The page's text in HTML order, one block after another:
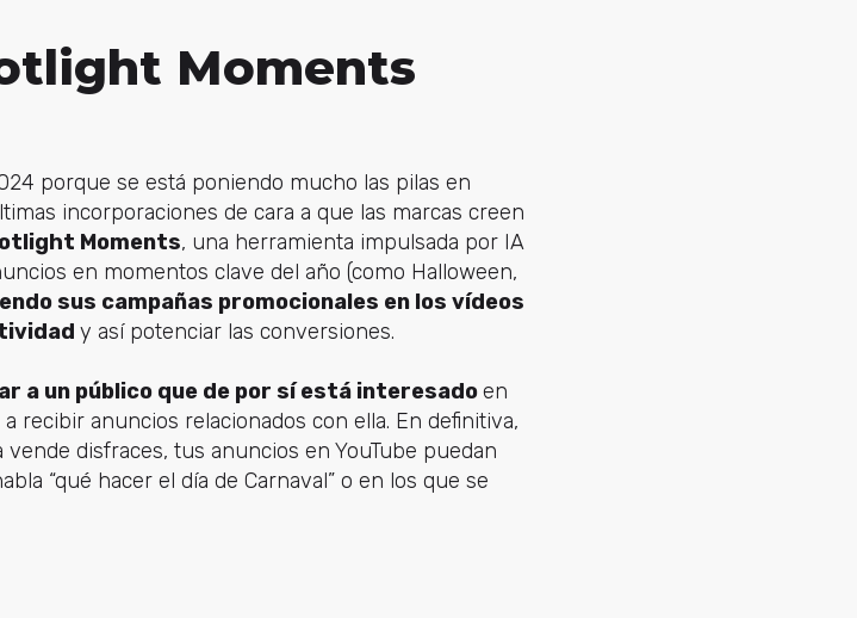
Moments
porque se está poniendo mucho las pilas en
incorporaciones de cara a que las marcas creen
Moments, una herramienta impulsada por IA
en momentos clave del año (como Halloween,
sus campañas promocionales en los vídeos
y así potenciar las conversiones.
a un público que de por sí está interesadoen
recibir anuncios relacionados con ella. En definitiva,
disfraces, tus anuncios en YouTube puedan
“qué hacer el día de Carnaval” o en los que se